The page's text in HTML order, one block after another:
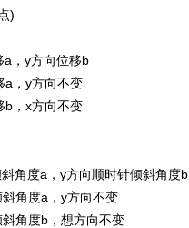
)
y方向位移b
y方向不变
x方向不变
a，y方向顺时针倾斜角度b
度a，y方向不变
度b，想方向不变